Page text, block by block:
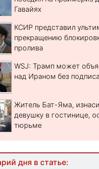
Гавайях
КСИР представил
прекращению
пролива
WSJ: Трамп может
над Ираном без
Житель Бат-Яма,
девушку в гостинице,
тюрьме
дня в статье: